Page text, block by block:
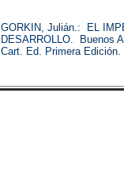
GORKIN, Julián.: EL
DESARROLLO. Buenos
Cart. Ed. Primera Edición.